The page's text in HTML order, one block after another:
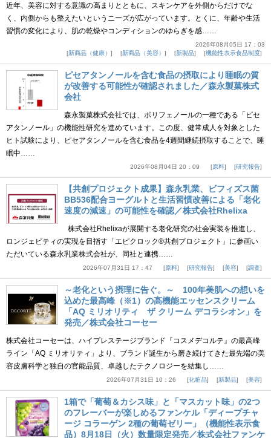
近年、美容に対する意識の高まりとともに、スキンケアを外側からだけでな
く、内側からも整えたいというニーズが広がっています。とくに、年齢や生活
習慣の変化により、肌の乾燥やコンディションのゆらぎを感……
2026年08月05日 17：03
新商品（健康）
新商品（美容） 新製品 機能性表示食品制度
ピセアタンノールを含む食品の摂取により睡眠の質
が改善する可能性が確認されました／森永製菓株式
会社
森永製菓株式会社では、ポリフェノールの一種である「ピセ
アタンノール」の機能性研究を進めています。この度、健常成人を対象とした
ヒト試験により、ピセアタンノールを含む食品を4週間継続摂取することで、睡
眠中……
2026年08月04日 20：09 原料 研究報告
【共創プロジェクト成果】森永乳業、ビフィズス菌
BB536配合ヨーグルトと生活習慣改善による「老化
速度の減速」の可能性を確認／株式会社Rhelixa
株式会社Rhelixaが展開する老化研究の社会実装を推進し、
ロンジェビティの実現を目指す「エピクロック®共創プロジェクト」に参画い
ただいている森永乳業株式会社が、同社と連携……
2026年07月31日 17：47 原料 研究報告 美容 調査
～老化という摂理に告ぐ。～ 100年美肌への想いを
込めた最高峰（※1）の高機能エッセンスクリーム
「AQ ミリオリティ ザ クリーム デコラシオン」を
発売／株式会社コーセー
株式会社コーセーは、ハイプレステージブランド『コスメデコルテ』の最高峰
ライン「AQ ミリオリティ」より、ブランド誕生から磨き続けてきた最先端の美
容皮膚科学と独自の官能品質、卓越したテクノロジーを結集し……
2026年07月31日 10：26 化粧品 新製品 美容
1箱で「葡萄＆カシス味」と「マスカット味」の2つ
のフレーバーが楽しめるファンケル「ディープチャ
ージ コラーゲン 2種の葡萄ゼリー」（機能性表示食
品）8月18日（火）数量限定発売／株式会社ファンケ